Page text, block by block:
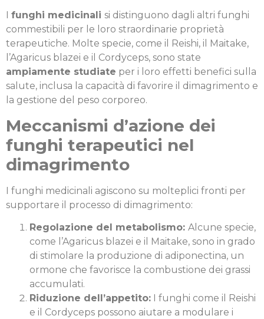
funghi medicinali si distinguono dagli altri funghi
commestibili per le loro straordinarie proprietà
terapeutiche. Molte specie, come il Reishi, il Maitake,
l’Agaricus blazei e il Cordyceps, sono state
ampiamente studiate per i loro effetti benefici sulla
salute, inclusa la capacità di favorire il dimagrimento e
la gestione del peso corporeo.
Meccanismi d’azione dei
funghi terapeutici nel
dimagrimento
I funghi medicinali agiscono su molteplici fronti per
supportare il processo di dimagrimento:
Regolazione del metabolismo: Alcune specie,
come l’Agaricus blazei e il Maitake, sono in grado
di stimolare la produzione di adiponectina, un
ormone che favorisce la combustione dei grassi
accumulati.
Riduzione dell’appetito: I funghi come il Reishi
e il Cordyceps possono aiutare a modulare i